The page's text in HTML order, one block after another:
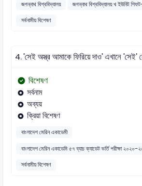
জগন্নাথ বিশ্ববিদ্যালয় জগন্নাথ বিশ্ববিদ্যালয় খ ইউনিট
সর্বনামীয় বিশেষণ
4.'সেই অস্ত্র আমাকে ফিরিয়ে দাও' এখানে
বিশেষণ
সর্বনাম
অব্যয়
ক্রিয়া বিশেষণ
বাংলাদেশ মেরিন একাডেমী
বাংলাদেশ মেরিন একাডেমি ৫৭ ব্যাচ ক্যাডেট ভর্তি পরীক্ষা ২০২০-
সর্বনামীয় বিশেষণ